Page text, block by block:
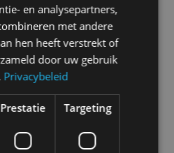
is een elektrische crossover
begin maar met aftellen
en analysepartners,
met andere
hen heeft verstrekt of
door uw gebruik
Privacybeleid
Prestatie Targeting